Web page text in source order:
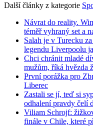
Další články z kategorie
Návrat do reality.
téměř vyhraný set a
Salah je v Turecku
legendu Liverpoolu
Chci chránit mladé
mužům, říká hvězda
První porážka pro
Liberec
Zastali se jí, teď si
odhalení pravdy čelí
Viliam Schrojf:
finále v Chile, které